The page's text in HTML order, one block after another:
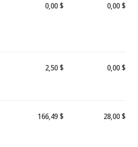
0,00 $ 0,00 $
2,50 $ 0,00 $
166,49 $ 28,00 $